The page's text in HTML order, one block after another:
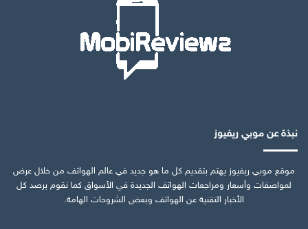
نبذة عن موبي ريفيوز
موقع موبي ريفيوز يهتم بتقديم كل ما هو جديد في عالم الهواتف من خلال عرض
لمواصفات وأسعار ومراجعات الهواتف الجديدة في الأسواق كما نقوم برصد كل
الأخبار التقنية عن الهواتف وبعض الشروحات الهامة.